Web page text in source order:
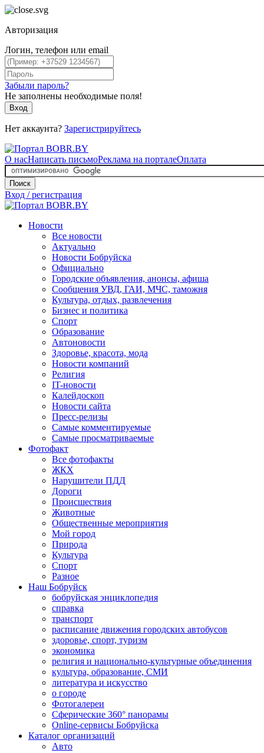
Авторизация
Логин, телефон или email
Забыли пароль?
Не заполнены необходимые поля!
Вход
Нет аккаунта? Зарегистрируйтесь
О насНаписать письмоРеклама на порталеОплата
Поиск
Вход / регистрация
Новости
Все новости
Актуально
Новости Бобруйска
Официально
Городские объявления, анонсы, афиша
Сообщения УВД, ГАИ, МЧС, таможня
Культура, отдых, развлечения
Бизнес и политика
Спорт
Образование
Автоновости
Здоровье, красота, мода
Новости компаний
Религия
IT-новости
Калейдоскоп
Новости сайта
Пресс-релизы
Самые комментируемые
Самые просматриваемые
Фотофакт
Все фотофакты
ЖКХ
Нарушители ПДД
Дороги
Происшествия
Животные
Общественные мероприятия
Мой город
Природа
Культура
Спорт
Разное
Наш Бобруйск
бобруйская энциклопедия
справка
транспорт
расписание движения городских автобусов
здоровье, спорт, туризм
экономика
религия и национально-культурные объединения
культура, образование, СМИ
литература и искусство
о городе
Фотогалереи
Сферические 360° панорамы
Online-сервисы Бобруйска
Каталог организаций
Авто